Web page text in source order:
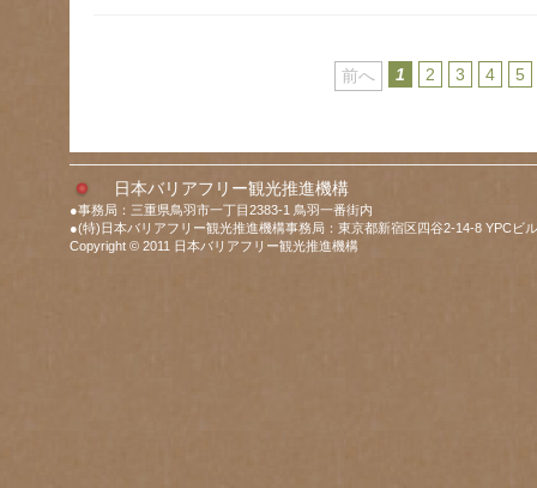
前へ 1 2 3 4 5
日本バリアフリー観光推進機構
●事務局：三重県鳥羽市一丁目2383-1 鳥羽一番街内
●(特)日本バリアフリー観光推進機構事務局：東京都新宿区四谷2-14-8 YPCビ
Copyright © 2011 日本バリアフリー観光推進機構